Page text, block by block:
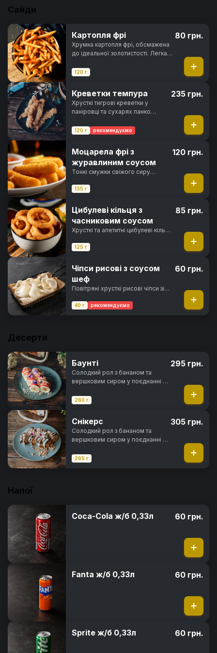
Сайди
Картопля фрі
Хрумка картопля фрі, обсмажена
до ідеальної золотистості. Легка,
120 г
80 грн.
Креветки темпура
Хрусткі тигрові креветки у
паніровці та сухарях панко
золотистої скоринки
120 г рекомендуємо
235 грн.
Моцарела фрі з
журавлиним соусом
Тонкі смужки свіжого сиру
панко до хрусткої скоринки з
всередині
135 г
120 грн.
Цибулеві кільця з
часниковим соусом
Хрусткі та апетитні цибулеві кільця
часниковим соусом
125 г
85 грн.
Чіпси рисові з соусом
шеф
Повітряні хрусткі рисові чіпси зі
40 г рекомендуємо
60 грн.
Десерти
Баунті
Солодкий рол з бананом та
вершковим сиром у поєднанні з
цукровою пудрою, в
полуничним топінгом
260 г
295 грн.
Снікерс
Солодкий рол з бананом та
вершковим сиром у поєднанні з
повітряному рисовому тісті з
265 г
305 грн.
Напої
Coca-Cola ж/б 0,33л 60 грн.
Fanta ж/б 0,33л 60 грн.
Sprite ж/б 0,33л 60 грн.